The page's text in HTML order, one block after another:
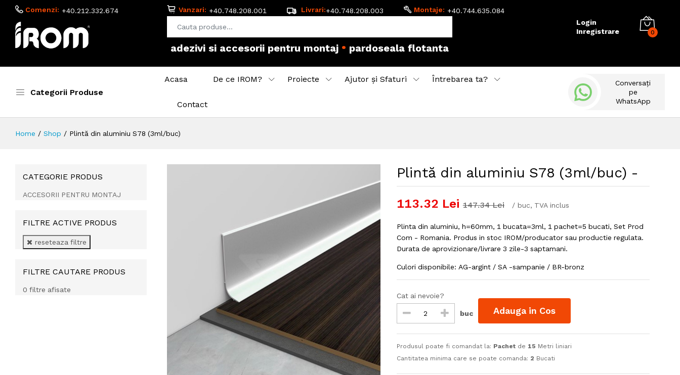
Comenzi: +40.212.332.674 Vanzari: +40.748.208.001 Livrari:+40.748.208.003 Montaje: +40.744.635.084
adezivi si accesorii pentru montaj • pardoseala flotanta
Login
Inregistrare
0
Categorii Produse
Acasa De ce IROM? Proiecte Ajutor și Sfaturi Întrebarea ta?
Contact
Conversați
pe
WhatsApp
Home Shop Plintă din aluminiu S78 (3ml/buc)
Plintă din aluminiu S78 (3ml/buc) -
113.32 Lei 147.34 Lei / buc, TVA inclus
Plinta din aluminiu, h=60mm, 1 bucata=3ml, 1 pachet=5 bucati, Set Prod
Com - Romania. Produs in stoc IROM/producator sau productie regulata.
Durata de aprovizionare/livrare 3 zile-3 saptamani.
Culori disponibile: AG-argint / SA -sampanie / BR-bronz
Cat ai nevoie?
buc Adauga in Cos
Produsul poate fi comandat la: Pachetde 15 Metri liniari
Cantitatea minima care se poate comanda: 2 Bucati
CATEGORIE PRODUS
ACCESORII PENTRU MONTAJ
FILTRE ACTIVE PRODUS
reseteaza filtre
FILTRE CAUTARE PRODUS
0 filtre afisate